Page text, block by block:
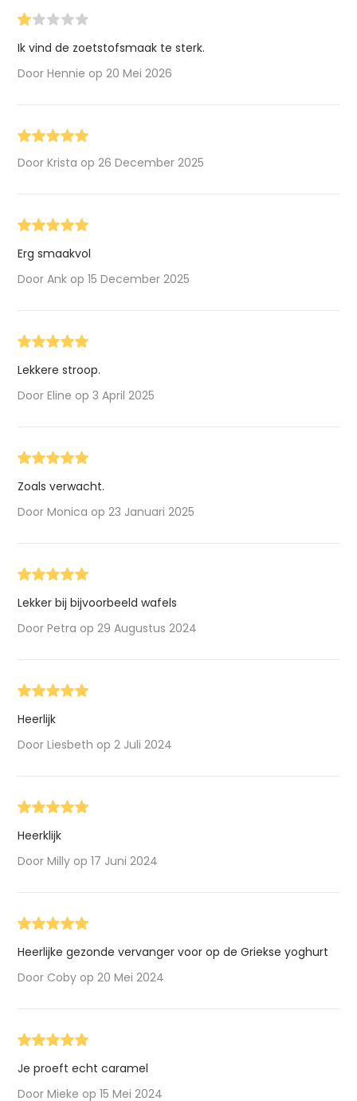
Ik vind de zoetstofsmaak te sterk.
Door Hennie op 20 Mei 2026
Door Krista op 26 December 2025
Erg smaakvol
Door Ank op 15 December 2025
Lekkere stroop.
Door Eline op 3 April 2025
Zoals verwacht.
Door Monica op 23 Januari 2025
Lekker bij bijvoorbeeld wafels
Door Petra op 29 Augustus 2024
Heerlijk
Door Liesbeth op 2 Juli 2024
Heerklijk
Door Milly op 17 Juni 2024
Heerlijke gezonde vervanger voor op de Griekse yoghurt
Door Coby op 20 Mei 2024
Je proeft echt caramel
Door Mieke op 15 Mei 2024